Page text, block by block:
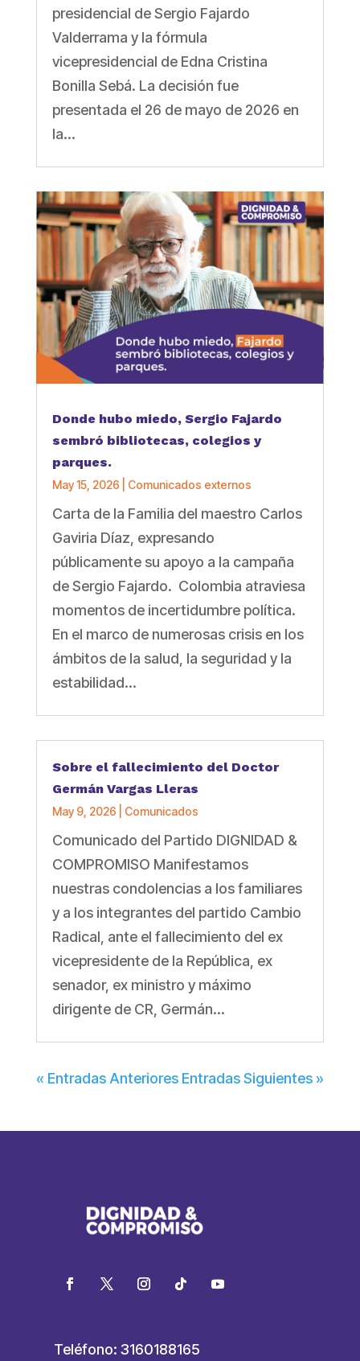
presidencial de Sergio Fajardo
Valderrama y la fórmula
vicepresidencial de Edna Cristina
Bonilla Sebá. La decisión fue
presentada el 26 de mayo de 2026 en
la...
Donde hubo miedo, Sergio Fajardo
sembró bibliotecas, colegios y
parques.
May 15, 2026 Comunicados externos
Carta de la Familia del maestro Carlos
Gaviria Díaz, expresando
públicamente su apoyo a la campaña
de Sergio Fajardo. Colombia atraviesa
momentos de incertidumbre política.
En el marco de numerosas crisis en los
ámbitos de la salud, la seguridad y la
estabilidad...
Sobre el fallecimiento del Doctor
Germán Vargas Lleras
May 9, 2026 Comunicados
Comunicado del Partido DIGNIDAD &
COMPROMISO Manifestamos
nuestras condolencias a los familiares
y a los integrantes del partido Cambio
Radical, ante el fallecimiento del ex
vicepresidente de la República, ex
senador, ex ministro y máximo
dirigente de CR, Germán...
« Entradas Anteriores Entradas Siguientes »
Teléfono: 3160188165